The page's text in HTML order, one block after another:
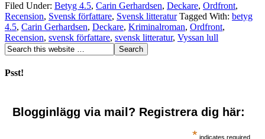
Filed Under: Betyg 4.5, Carin Gerhardsen, Deckare, Ordfront,
Recension, Svensk författare, Svensk litteratur Tagged With: betyg
4.5, Carin Gerhardsen, Deckare, Kriminalroman, Ordfront,
Recension, svensk författare, svensk litteratur, Vyssan lull
Psst!
Blogginlägg via mail? Registrera dig här:
* indicates required